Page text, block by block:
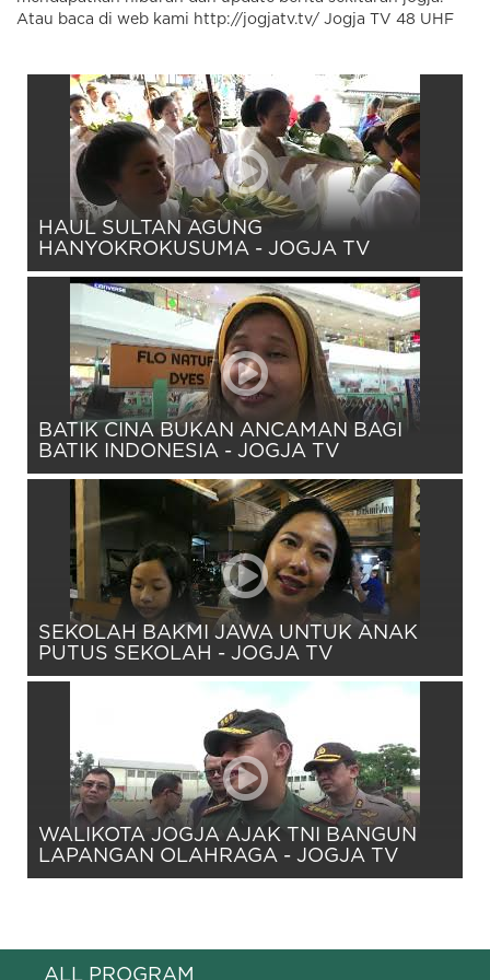
Atau baca di web kami http://jogjatv.tv/ Jogja TV 48 UHF
HAUL SULTAN AGUNG
HANYOKROKUSUMA - JOGJA TV
BATIK CINA BUKAN ANCAMAN BAGI
BATIK INDONESIA - JOGJA TV
SEKOLAH BAKMI JAWA UNTUK ANAK
PUTUS SEKOLAH - JOGJA TV
WALIKOTA JOGJA AJAK TNI BANGUN
LAPANGAN OLAHRAGA - JOGJA TV
ALL PROGRAM